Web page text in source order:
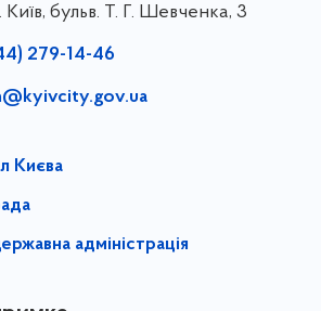
Київ, бульв. Т. Г. Шевченка, 3
279-14-46
Києва
адміністрація